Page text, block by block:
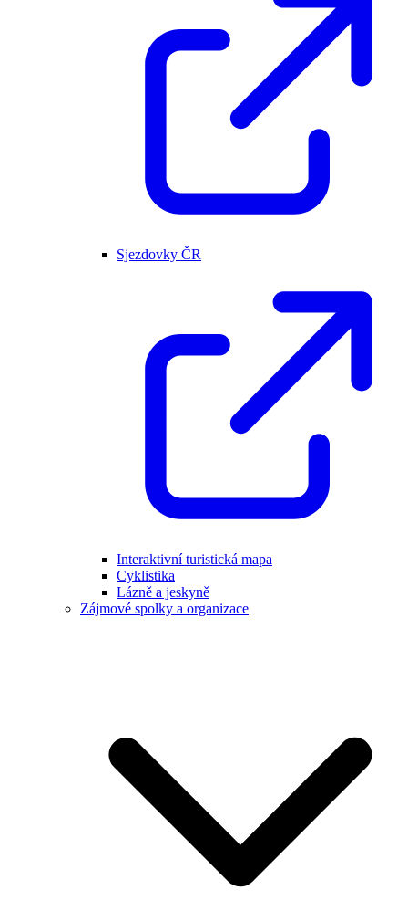
Sjezdovky ČR
Interaktivní turistická mapa
Cyklistika
Lázně a jeskyně
Zájmové spolky a organizace